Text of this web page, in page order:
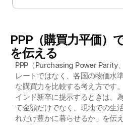
を、現地統計に基づき専門的に解説し
PPP（購買力平価）
を伝える
PPP（Purchasing Power Parity
レートではなく、各国の物価水
な購買力を比較する考え方です。
インド新卒に提示するときは、
て金額だけでなく、現地での生
れだけ豊かに暮らせるか」を伝